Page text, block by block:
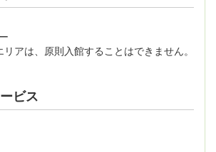
アは、原則入館することはできません。
ビス